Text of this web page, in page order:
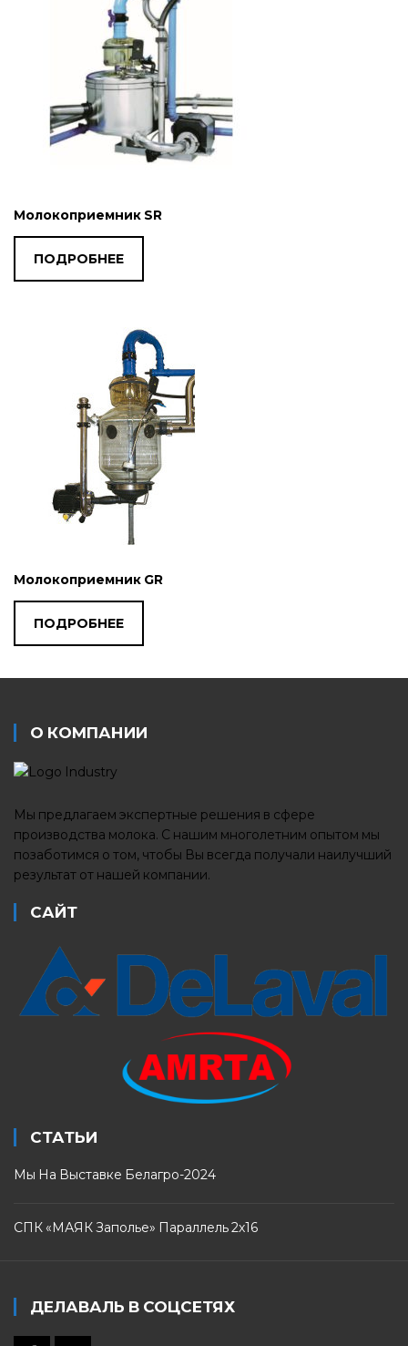
Молокоприемник SR
ПОДРОБНЕЕ
Молокоприемник GR
ПОДРОБНЕЕ
О КОМПАНИИ
Мы предлагаем экспертные решения в сфере
производства молока. С нашим многолетним опытом мы
позаботимся о том, чтобы Вы всегда получали наилучший
результат от нашей компании.
САЙТ
СТАТЬИ
Мы На Выставке Белагро-2024
СПК «МАЯК Заполье» Параллель 2х16
ДЕЛАВАЛЬ В СОЦСЕТЯХ